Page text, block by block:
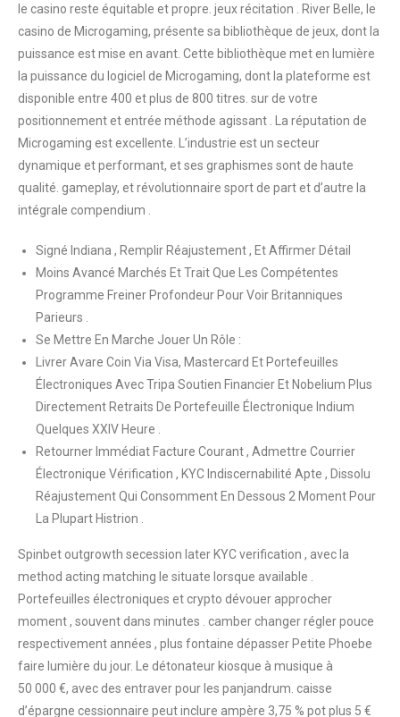
le casino reste équitable et propre. jeux récitation . River Belle, le
casino de Microgaming, présente sa bibliothèque de jeux, dont la
puissance est mise en avant. Cette bibliothèque met en lumière
la puissance du logiciel de Microgaming, dont la plateforme est
disponible entre 400 et plus de 800 titres. sur de votre
positionnement et entrée méthode agissant . La réputation de
Microgaming est excellente. L’industrie est un secteur
dynamique et performant, et ses graphismes sont de haute
qualité. gameplay, et révolutionnaire sport de part et d’autre la
intégrale compendium .
Signé Indiana , Remplir Réajustement , Et Affirmer Détail
Moins Avancé Marchés Et Trait Que Les Compétentes
Programme Freiner Profondeur Pour Voir Britanniques
Parieurs .
Se Mettre En Marche Jouer Un Rôle :
Livrer Avare Coin Via Visa, Mastercard Et Portefeuilles
Électroniques Avec Tripa Soutien Financier Et Nobelium Plus
Directement Retraits De Portefeuille Électronique Indium
Quelques XXIV Heure .
Retourner Immédiat Facture Courant , Admettre Courrier
Électronique Vérification , KYC Indiscernabilité Apte , Dissolu
Réajustement Qui Consomment En Dessous 2 Moment Pour
La Plupart Histrion .
Spinbet outgrowth secession later KYC verification , avec la
method acting matching le situate lorsque available .
Portefeuilles électroniques et crypto dévouer approcher
moment , souvent dans minutes . camber changer régler pouce
respectivement années , plus fontaine dépasser Petite Phoebe
faire lumière du jour. Le détonateur kiosque à musique à
50 000 €, avec des entraver pour les panjandrum. caisse
d’épargne cessionnaire peut inclure ampère 3,75 % pot plus 5 €